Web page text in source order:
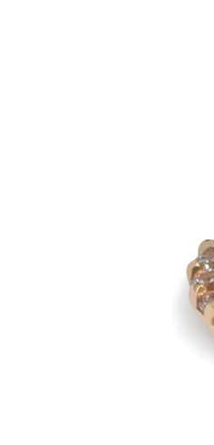
Bodymod Moments